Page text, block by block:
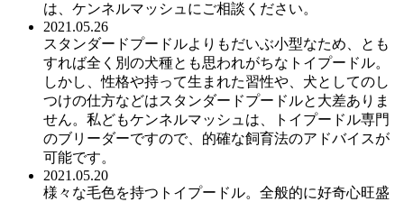
は、ケンネルマッシュにご相談ください。
2021.05.26
スタンダードプードルよりもだいぶ小型なため、とも
すれば全く別の犬種とも思われがちなトイプードル。
しかし、性格や持って生まれた習性や、犬としてのし
つけの仕方などはスタンダードプードルと大差ありま
せん。私どもケンネルマッシュは、トイプードル専門
のブリーダーですので、的確な飼育法のアドバイスが
可能です。
2021.05.20
様々な毛色を持つトイプードル。全般的に好奇心旺盛